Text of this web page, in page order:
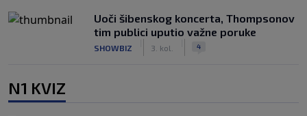
Uoči šibenskog koncerta, Thompsonov
tim publici uputio važne poruke
SHOWBIZ 3. kol. 4
N1 KVIZ